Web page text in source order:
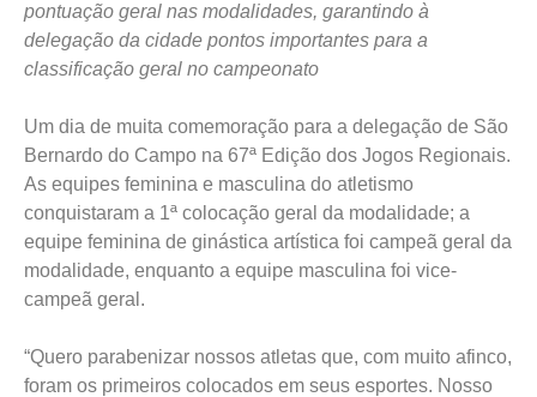
pontuação geral nas modalidades, garantindo à
delegação da cidade pontos importantes para a
classificação geral no campeonato
Um dia de muita comemoração para a delegação de São
Bernardo do Campo na 67ª Edição dos Jogos Regionais.
As equipes feminina e masculina do atletismo
conquistaram a 1ª colocação geral da modalidade; a
equipe feminina de ginástica artística foi campeã geral da
modalidade, enquanto a equipe masculina foi vice-
campeã geral.
“Quero parabenizar nossos atletas que, com muito afinco,
foram os primeiros colocados em seus esportes. Nosso